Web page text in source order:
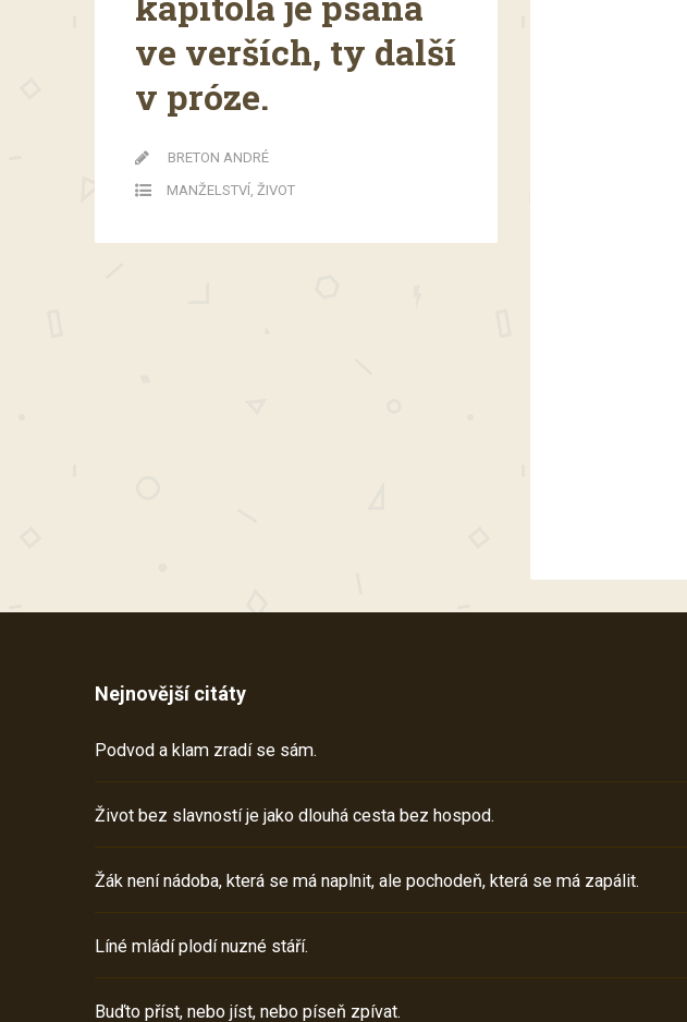
ve verších, ty další
v próze.
BRETON ANDRÉ
MANŽELSTVÍ ŽIVOT
Nejnovější citáty
Podvod a klam zradí se sám.
Život bez slavností je jako dlouhá cesta bez hospod.
Žák není nádoba, která se má naplnit, ale pochodeň, která se má zapálit.
Líné mládí plodí nuzné stáří.
Buďto příst, nebo jíst, nebo píseň zpívat.